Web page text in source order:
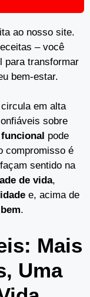
ao nosso site.
– você
para transformar
bem-estar.
em alta
sobre
pode
compromisso é
sentido na
de vida,
e, acima de
.
Mais
Uma